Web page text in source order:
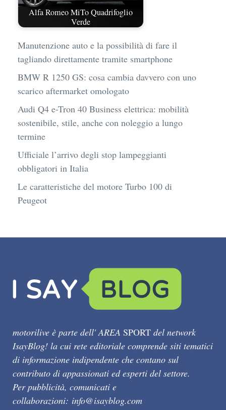
Alfa Romeo MiTo Quadrifoglio
Verde
Manutenzione auto e la possibilità di fare il
tagliando direttamente tramite smartphone
BMW R 1250 GS: cosa cambia davvero con uno
scarico aftermarket omologato
Audi Q4 e-Tron 40 Business elettrica: mobilità
sostenibile, stile, anche con noleggio a lungo
termine
Ufficiale l’arrivo degli stop lampeggianti
obbligatori in Italia
Le caratteristiche del motore Turbo 100 di
Peugeot
motorilive è parte dell' AREA SPORT del network
IsayBlog! la cui rete editoriale comprende siti tematici
di informazione indipendente che contano sul
contributo di appassionati ed esperti del settore.
Per pubblicità, comunicati e
collaborazioni: info@isayblog.com